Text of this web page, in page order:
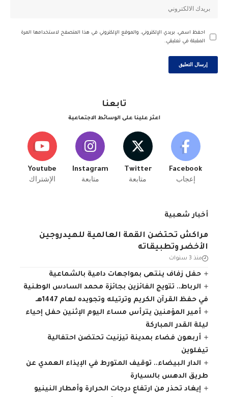
احفظ اسمي، بريدي الإلكتروني، والموقع الإلكتروني في هذا المتصفح لاستخدامها المرة
المقبلة في تعليقي.
تابعنا
اعثر علينا على الوسائط الاجتماعية
Facebook
إعجاب
Twitter
متابعة
Instagram
متابعة
Youtube
الإشتراك
أخبار شعبية
مراكش تحتضن القمة العالمية للهيدروجين
الأخضر وتطبيقاته
منذ 3 سنوات
حفل زفاف ينتهى بمواجهات دامية بالشماعية
الرباط.. تتويج الفائزين بجائزة محمد السادس الوطنية
في حفظ القرآن الكريم وترتيله وتجويده لعام 1447هـ
أمير المؤمنين يترأس مساء اليوم الإثنين حفل إحياء
ليلة القدر المباركة
أربعون فضاء بمدينة تيزنيت تحتضن احتفالية
تيفلوين
الدار البيضاء.. توقيف المتورط في الإيذاء العمدي عن
طريق الدهس بالسيارة
إيغاد تحذر من ارتفاع درجات الحرارة وأمطار النينيو